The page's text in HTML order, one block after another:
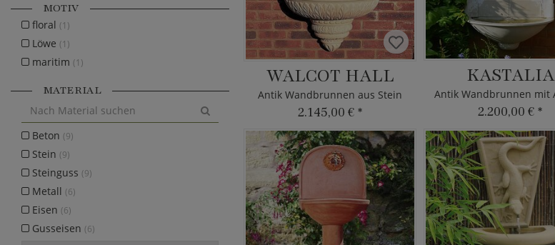
WALCOT HALL
Antik Wandbrunnen aus Stein
2.145,00 € *
KASTALIA
2.200,00 € *
MOTIV
floral (1)
Löwe (1)
maritim (1)
MATERIAL
Beton (9)
Stein (9)
Steinguss (9)
Metall (6)
Eisen (6)
Gusseisen (6)